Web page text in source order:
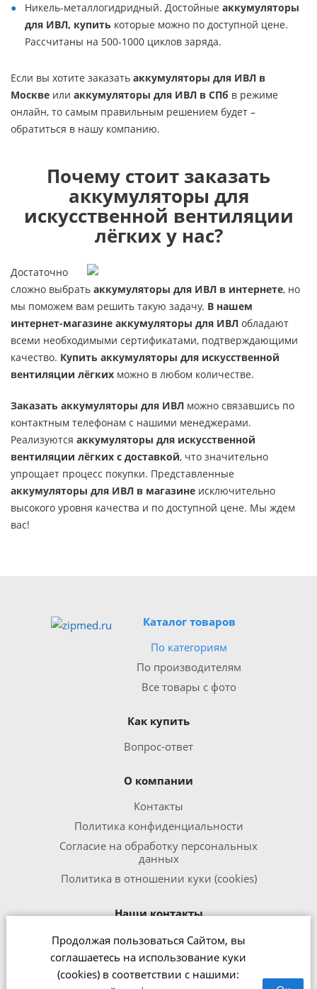
Продолжая пользоваться Сайтом, вы
соглашаетесь на использование куки
(cookies) в соответствии с нашими:
Никель-металлогидридный. Достойные аккумуляторы
для ИВЛ, купить которые можно по доступной цене.
Рассчитаны на 500-1000 циклов заряда.
Если вы хотите заказать аккумуляторы для ИВЛ в
Москве или аккумуляторы для ИВЛ в СПб в режиме
онлайн, то самым правильным решением будет –
обратиться в нашу компанию.
Почему стоит заказать
аккумуляторы для
искусственной вентиляции
лёгкиху нас?
Достаточно
сложно выбрать аккумуляторы для ИВЛ в интернете, но
мы поможем вам решить такую задачу. В нашем
интернет-магазине аккумуляторы для ИВЛ обладают
всеми необходимыми сертификатами, подтверждающими
качество. Купить аккумуляторы для искусственной
вентиляции лёгких можно в любом количестве.
Заказать аккумуляторы для ИВЛ можно связавшись по
контактным телефонам с нашими менеджерами.
Реализуются аккумуляторы для искусственной
вентиляции лёгких с доставкой, что значительно
упрощает процесс покупки. Представленные
аккумуляторы для ИВЛ в магазине исключительно
высокого уровня качества и по доступной цене. Мы ждем
вас!
Каталог товаров
По категориям
По производителям
Все товары с фото
Как купить
Вопрос-ответ
О компании
Контакты
Политика конфиденциальности
Согласие на обработку персональных
данных
Политика в отношении куки (cookies)
Наши контакты
8 800 301 1240
office@zipmed.ru
г.Ижевск, ул. Воткинское шоссе,